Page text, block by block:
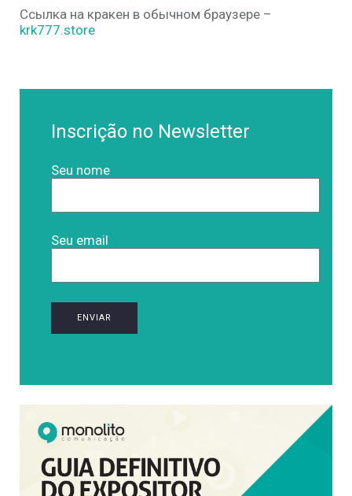
Ссылка на кракен в обычном браузере –
krk777.store
Inscrição no Newsletter
Seu nome
Seu email